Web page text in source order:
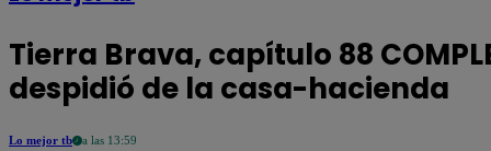
Tierra Brava, capítulo 88
despidió de la casa-hacienda
Lo mejor tb a las 13:59